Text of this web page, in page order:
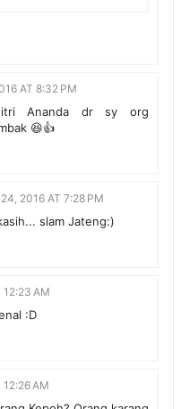
AT 8:32 PM
Ananda dr sy org
😆👍
2016 AT 7:28 PM
slam Jateng:)
AM
:D
AM